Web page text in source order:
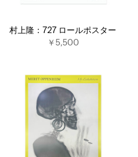
村上隆：727 ロールポスター
￥5,500